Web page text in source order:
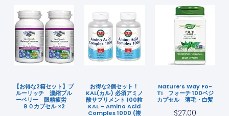
【お得な2箱セット】ブ
ルーリッチ 濃縮ブル
ーベリー 眼精疲労
９０カプセル ×2
お得な2個セット！
KAL(カル) 必須アミノ
酸サプリメント 100粒
KAL – Amino Acid
Complex 1000 (複
Nature’s Way Fo-
Ti フォーチ 100ベジ
カプセル 薄毛・白髪
$27.00